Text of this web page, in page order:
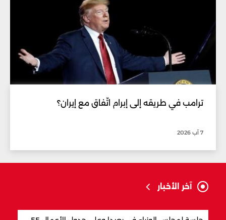
ترامب في طريقه إلى إبرام اتّفاق مع إيران؟
7 آب 2026
آخر الأخبار